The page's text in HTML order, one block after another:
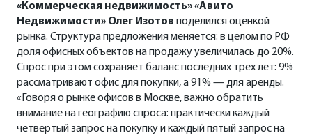
«Коммерческая недвижимость» «Авито
Недвижимости» Олег Изотов поделился оценкой
рынка. Структура предложения меняется: в целом по РФ
доля офисных объектов на продажу увеличилась до 20%.
Спрос при этом сохраняет баланс последних трех лет: 9%
рассматривают офис для покупки, а 91% — для аренды.
«Говоря о рынке офисов в Москве, важно обратить
внимание на географию спроса: практически каждый
четвертый запрос на покупку и каждый пятый запрос на